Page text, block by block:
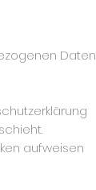
Daten
aufweisen